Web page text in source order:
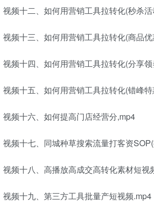
视频十二、如何用营销工具拉转化(秒杀
视频十三、如何用营销工具拉转化(商品
视频十四、如何用营销工具拉转化(分享
视频十五、如何用营销工具拉转化(错峰
视频十六、如何提高门店经营分,mp4
视频十七、同城种草搜索流量打客资
视频十八、高播放高成交高转化素材短视
视频十九、第三方工具批量产短视频.mp4